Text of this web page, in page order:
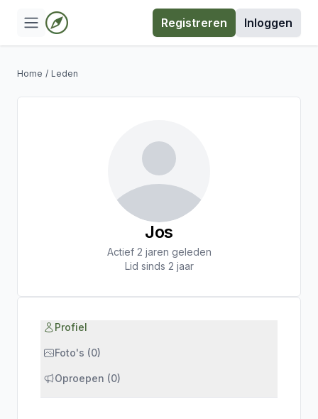
Registreren Inloggen
Home / Leden
Jos
Actief 2 jaren geleden
Lid sinds 2 jaar
Profiel
Foto's (0)
Oproepen (0)